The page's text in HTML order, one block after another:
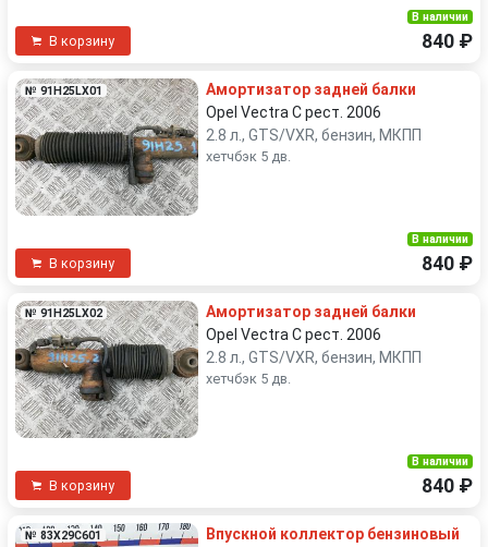
В корзину
В наличии
840 ₽
№ 91H25LX01
Амортизатор задней балки
Opel Vectra C рест. 2006
2.8 л., GTS/VXR, бензин, МКПП
хетчбэк 5 дв.
В корзину
В наличии
840 ₽
№ 91H25LX02
Амортизатор задней балки
Opel Vectra C рест. 2006
2.8 л., GTS/VXR, бензин, МКПП
хетчбэк 5 дв.
В корзину
В наличии
840 ₽
№ 83X29C601
Впускной коллектор бензиновый